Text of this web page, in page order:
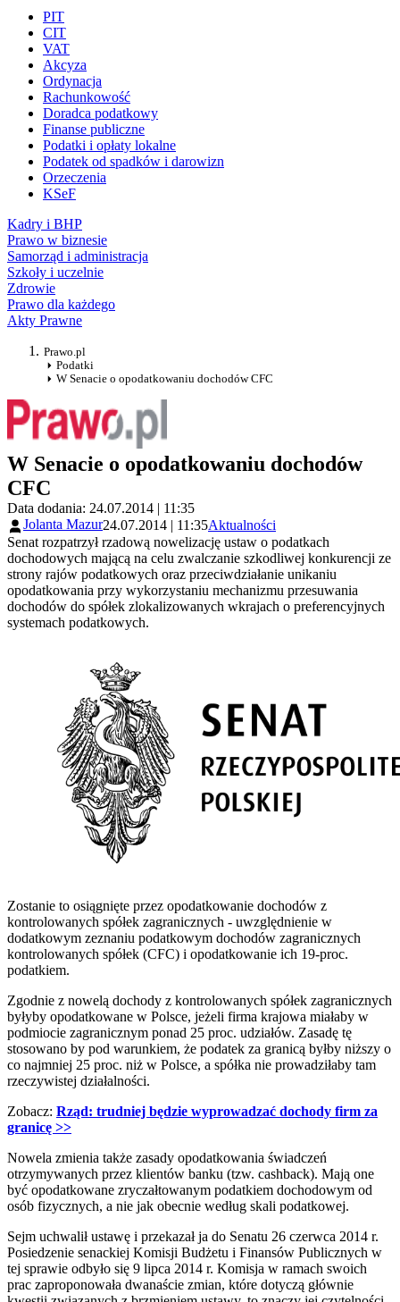
PIT
CIT
VAT
Akcyza
Ordynacja
Rachunkowość
Doradca podatkowy
Finanse publiczne
Podatki i opłaty lokalne
Podatek od spadków i darowizn
Orzeczenia
KSeF
Kadry i BHP
Prawo w biznesie
Samorząd i administracja
Szkoły i uczelnie
Zdrowie
Prawo dla każdego
Akty Prawne
Prawo.pl
Podatki
W Senacie o opodatkowaniu dochodów CFC
W Senacie o opodatkowaniu dochodów
CFC
Data dodania: 24.07.2014 | 11:35
Jolanta Mazur24.07.2014 | 11:35Aktualności
Senat rozpatrzył rzadową nowelizację ustaw o podatkach
dochodowych mającą na celu zwalczanie szkodliwej konkurencji ze
strony rajów podatkowych oraz przeciwdziałanie unikaniu
opodatkowania przy wykorzystaniu mechanizmu przesuwania
dochodów do spółek zlokalizowanych wkrajach o preferencyjnych
systemach podatkowych.
Zostanie to osiągnięte przez opodatkowanie dochodów z
kontrolowanych spółek zagranicznych - uwzględnienie w
dodatkowym zeznaniu podatkowym dochodów zagranicznych
kontrolowanych spółek (CFC) i opodatkowanie ich 19-proc.
podatkiem.
Zgodnie z nowelą dochody z kontrolowanych spółek zagranicznych
byłyby opodatkowane w Polsce, jeżeli firma krajowa miałaby w
podmiocie zagranicznym ponad 25 proc. udziałów. Zasadę tę
stosowano by pod warunkiem, że podatek za granicą byłby niższy o
co najmniej 25 proc. niż w Polsce, a spółka nie prowadziłaby tam
rzeczywistej działalności.
Zobacz: Rząd: trudniej będzie wyprowadzać dochody firm za
granicę >>
Nowela zmienia także zasady opodatkowania świadczeń
otrzymywanych przez klientów banku (tzw. cashback). Mają one
być opodatkowane zryczałtowanym podatkiem dochodowym od
osób fizycznych, a nie jak obecnie według skali podatkowej.
Sejm uchwalił ustawę i przekazał ja do Senatu 26 czerwca 2014 r.
Posiedzenie senackiej Komisji Budżetu i Finansów Publicznych w
tej sprawie odbyło się 9 lipca 2014 r. Komisja w ramach swoich
prac zaproponowała dwanaście zmian, które dotyczą głównie